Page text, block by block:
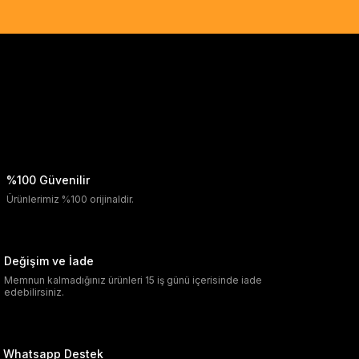
%100 Güvenilir
Ürünlerimiz %100 orijinaldir.
Değişim ve İade
Memnun kalmadığınız ürünleri 15 iş günü içerisinde iade
edebilirsiniz.
Whatsapp Destek